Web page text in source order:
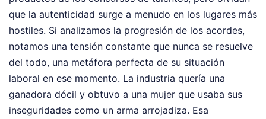
que la autenticidad surge a menudo en los lugares más
hostiles. Si analizamos la progresión de los acordes,
notamos una tensión constante que nunca se resuelve
del todo, una metáfora perfecta de su situación
laboral en ese momento. La industria quería una
ganadora dócil y obtuvo a una mujer que usaba sus
inseguridades como un arma arrojadiza. Esa